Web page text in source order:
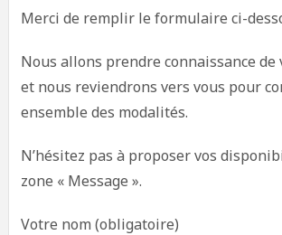
Merci de remplir le formulaire ci-
Nous allons prendre connaissance de
et nous reviendrons vers vous pour
ensemble des modalités.
N’hésitez pas à proposer vos
zone « Message ».
Votre nom (obligatoire)